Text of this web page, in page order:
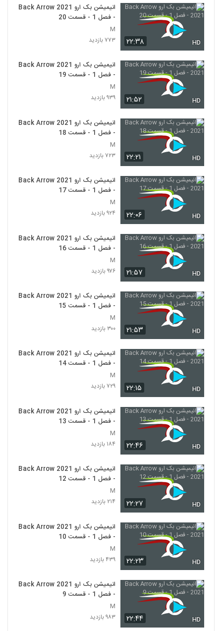
۲۲:۳۸ HD
انیمیشن بک ارو Back Arrow 2021
- فصل 1 - قسمت 20
M
۷۷۳ بازدید
۲۱:۵۲ HD
انیمیشن بک ارو Back Arrow 2021
- فصل 1 - قسمت 19
M
۹۳۹ بازدید
۲۲:۲۱ HD
انیمیشن بک ارو Back Arrow 2021
- فصل 1 - قسمت 18
M
۷۲۳ بازدید
۲۲:۰۶ HD
انیمیشن بک ارو Back Arrow 2021
- فصل 1 - قسمت 17
M
۹۲۴ بازدید
۲۱:۵۷ HD
انیمیشن بک ارو Back Arrow 2021
- فصل 1 - قسمت 16
M
۹۷۶ بازدید
۲۱:۵۳ HD
انیمیشن بک ارو Back Arrow 2021
- فصل 1 - قسمت 15
M
۳۰۰ بازدید
۲۲:۱۵ HD
انیمیشن بک ارو Back Arrow 2021
- فصل 1 - قسمت 14
M
۷۲۹ بازدید
۲۲:۴۶ HD
انیمیشن بک ارو Back Arrow 2021
- فصل 1 - قسمت 13
M
۱۸۴ بازدید
۲۲:۲۷ HD
انیمیشن بک ارو Back Arrow 2021
- فصل 1 - قسمت 12
M
۲۱۴ بازدید
۲۲:۲۳ HD
انیمیشن بک ارو Back Arrow 2021
- فصل 1 - قسمت 10
M
۴۳۹ بازدید
۲۲:۴۴ HD
انیمیشن بک ارو Back Arrow 2021
- فصل 1 - قسمت 9
M
۹۸۳ بازدید